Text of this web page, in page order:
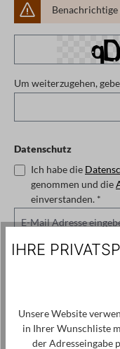
Um weiterzugehen,
Datenschutz
Ich habe die
genommen und die
einverstanden. *
Zum Merkzettel
Produktnummer / -
IHRE
Unsere Website
in Ihrer Wunschliste
der Adresseingabe